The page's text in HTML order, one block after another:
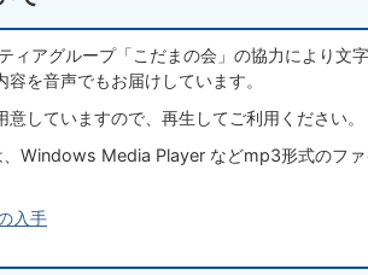
ィアグループ「こだまの会」の協力により文
を音声でもお届けしています。
していますので、再生してご利用ください。
Windows Media Player などmp3形式のフ
入手